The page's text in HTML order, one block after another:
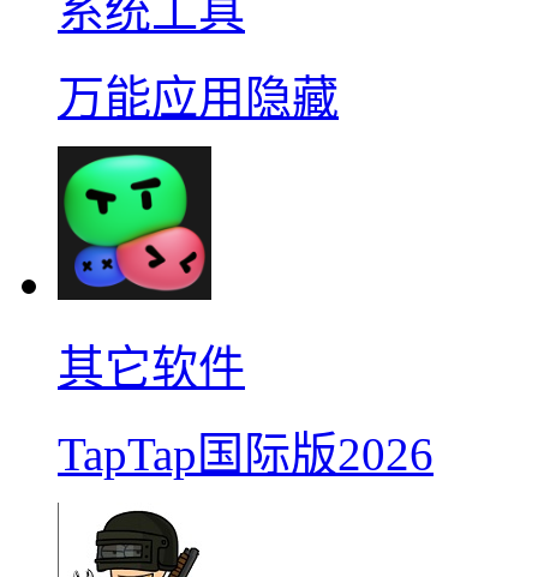
系统工具
万能应用隐藏
其它软件
TapTap国际版2026